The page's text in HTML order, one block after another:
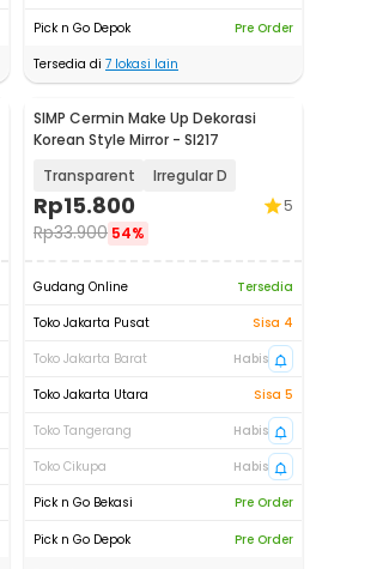
Pick n Go Depok
Pre Order
Tersedia di 7 lokasi lain
SIMP Cermin Make Up Dekorasi
Korean Style Mirror - SI217
Transparent
Irregular D
Rp15.800
Rp33.900 54%
5
Gudang Online
Tersedia
Toko Jakarta Pusat
Sisa 4
Toko Jakarta Barat
Habis
Toko Jakarta Utara
Sisa 5
Toko Tangerang
Habis
Toko Cikupa
Habis
Pick n Go Bekasi
Pre Order
Pick n Go Depok
Pre Order